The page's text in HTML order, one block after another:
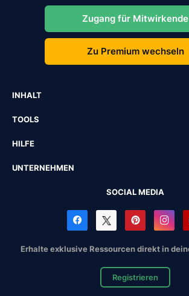
Zugang für Mitwirkende
Zu Premium wechseln
INHALT
TOOLS
HILFE
UNTERNEHMEN
SOCIAL MEDIA
Erhalte exklusive Ressourcen direkt in
Registrieren